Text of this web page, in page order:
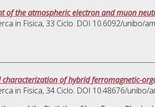
of the atmospheric electron and muon
in Fisica, 33 Ciclo. DOI 10.6092/unibo/
of hybrid ferromagnetic-
in Fisica, 34 Ciclo. DOI 10.48676/unibo/